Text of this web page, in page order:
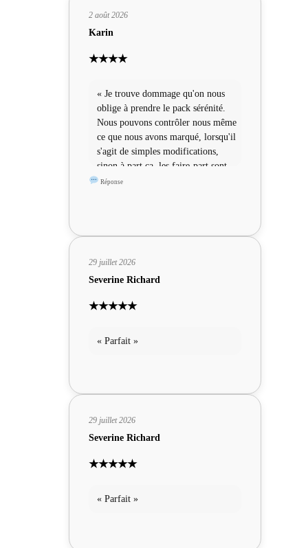
2 août 2026
Karin
★★★★
« Je trouve dommage qu'on nous
oblige à prendre le pack sérénité.
Nous pouvons contrôler nous même
ce que nous avons marqué, lorsqu'il
s'agit de simples modifications,
sinon à part ça, les faire-part sont
sympas »
Réponse
29 juillet 2026
Severine Richard
★★★★★
« Parfait »
29 juillet 2026
Severine Richard
★★★★★
« Parfait »